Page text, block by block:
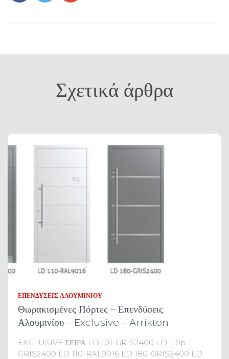
Σχετικά άρθρα
ΕΠΕΝΔΎΣΕΙΣ ΑΛΟΥΜΙΝΊΟΥ
Θωρακισμένες Πόρτες – Επενδύσεις
Αλουμινίου – Exclusive – Arrikton
EXCLUSIVE ΣΕΙΡΑ LD 101-GRIS2400 LD 110p-
GRIS2400 LD 110-RAL9016 LD 180-GRIS2400 LD